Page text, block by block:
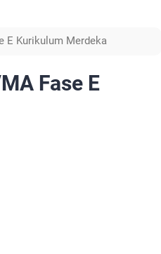
E Kurikulum Merdeka
Fase E